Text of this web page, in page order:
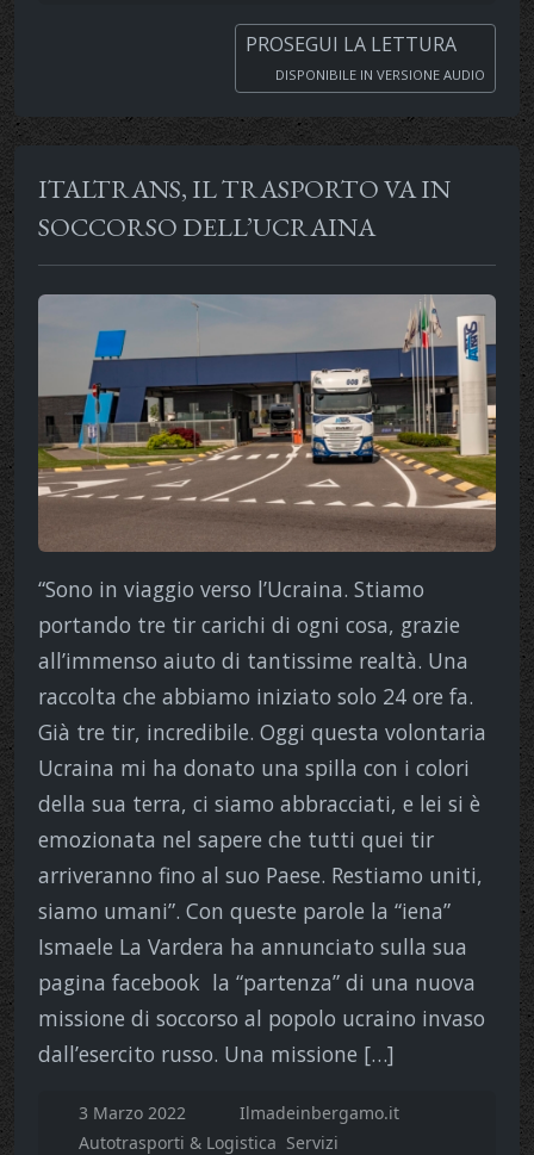
PROSEGUI LA LETTURA
DISPONIBILE IN VERSIONE AUDIO
ITALTRANS, IL TRASPORTO VA IN
SOCCORSO DELL’UCRAINA
“Sono in viaggio verso l’Ucraina. Stiamo
portando tre tir carichi di ogni cosa, grazie
all’immenso aiuto di tantissime realtà. Una
raccolta che abbiamo iniziato solo 24 ore fa.
Già tre tir, incredibile. Oggi questa volontaria
Ucraina mi ha donato una spilla con i colori
della sua terra, ci siamo abbracciati, e lei si è
emozionata nel sapere che tutti quei tir
arriveranno fino al suo Paese. Restiamo uniti,
siamo umani”. Con queste parole la “iena”
Ismaele La Vardera ha annunciato sulla sua
pagina facebook la “partenza” di una nuova
missione di soccorso al popolo ucraino invaso
dall’esercito russo. Una missione […]
3 Marzo 2022
Ilmadeinbergamo.it
Autotrasporti & Logistica Servizi